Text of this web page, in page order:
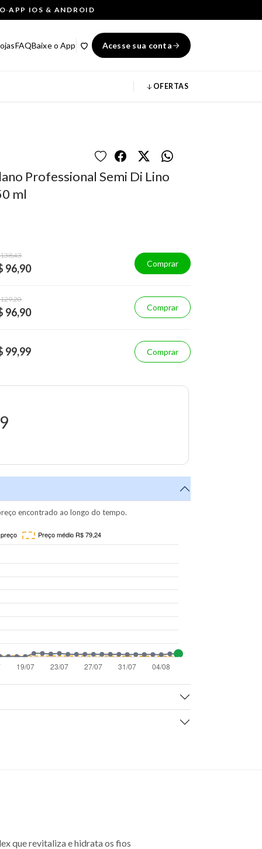
·APP IOS & ANDROID
FAQBaixe o App Acesse sua conta
OFERTAS
Professional Semi Di Lino
ml
96,90 Comprar
96,90 Comprar
99,99 Comprar
encontrado ao longo do tempo.
que revitaliza e hidrata os fios